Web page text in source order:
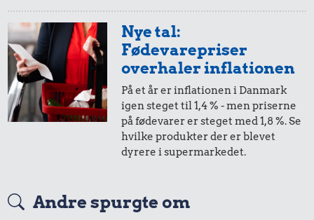
Snaps
27 kr.
Nye tal:
Fødevarepriser
overhaler inflationen
På et år er inflationen i Danmark
igen steget til 1,4 % - men priserne
på fødevarer er steget med 1,8 %. Se
hvilke produkter der er blevet
dyrere i supermarkedet.
Andre spurgte om